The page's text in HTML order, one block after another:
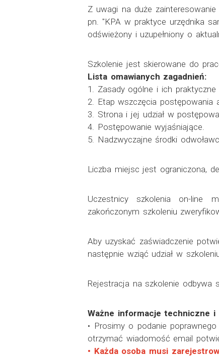
Z uwagi na duże
pn. "KPA w praktyce urzędnika
odświeżony i uzupełniony o
Szkolenie jest skierowane do
Lista omawianych zagadnień:
1. Zasady ogólne i ich praktyczne
2. Etap wszczęcia postępowania
3. Strona i jej udział w
4. Postępowanie wyjaśniające.
5. Nadzwyczajne środki
Liczba miejsc jest ograniczona,
Uczestnicy szkolenia on-line
zakończonym szkoleniu
Aby uzyskać zaświadczenie
następnie wziąć udział w
Rejestracja na szkolenie odbywa
Ważne informacje techniczne i
• Prosimy o podanie
otrzymać wiadomość email
• Każda osoba musi